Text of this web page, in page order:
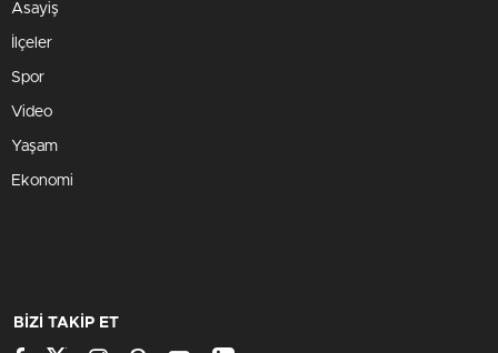
Asayiş
İlçeler
Spor
Video
Yaşam
Ekonomi
BİZİ TAKİP ET